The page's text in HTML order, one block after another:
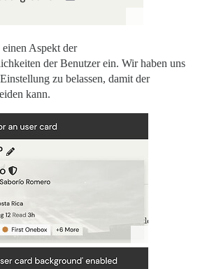
Aspekt der
der Benutzer ein. Wir haben uns
zu belassen, damit der
kann.